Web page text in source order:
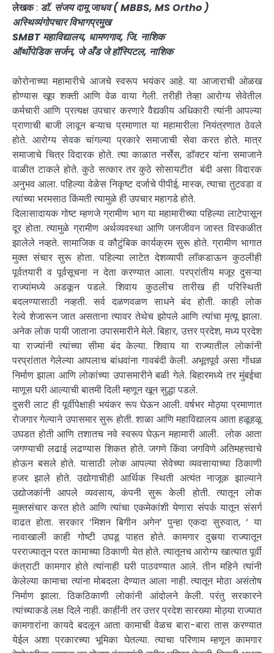
लेखक: डॉ. संजय दामू जाधव ( MBBS, MS Ortho )
अस्थिव्यंगोपचार विभागप्रमुख
SMBT महाविद्यालय, धामणगाव, जि. नाशिक
ऑर्थोपेडिक सर्जन, जे अँड जे हॉस्पिटल, नाशिक
कोरोनाच्या महामारीचे आजचे स्वरूप भयंकर आहे. या आजाराची ओळख
होण्यास खूप शक्ती आणि वेळ वाया गेली. तरीही तेव्हा आरोग्य सेवेतील
कर्मचारी आणि प्रत्यक्ष उपचार करणारे वैद्यकीय अधिकारी त्यांनी आपल्या
प्राणाची बाजी लावून बऱ्याच प्रमाणात या महामारीला नियंत्रणात ठेवले
होते. आरोग्य सेवक चांगल्या प्रकारे समाजाची सेवा करत होते. मात्र
समाजाचे चित्र विदारक होते. त्या काळात नर्सेस, डॉक्टर यांना समाजाने
वाळीत टाकले होते. कुठे सत्कार तर कुठे सोसायटीत बंदी असा विदारक
अनुभव आला. पहिल्या वेळेस निकृष्ट दर्जाचे पीपीई, मास्क, त्याचा तुटवडा व
त्यांच्या भरमसाठ किंमती त्यामुळे ही उपचार महागडे होते.
दिलासादायक गोष्ट म्हणजे ग्रामीण भाग या महामारीच्या पहिल्या लाटेपासून
दूर होता. त्यामुळे ग्रामीण अर्थव्यवस्था आणि जनजीवन जास्त विस्कळीत
झालेले नव्हते. सामाजिक व कौटुंबिक कार्यक्रम सुरू होते. ग्रामीण भागात
मुक्त संचार सुरू होता. पहिल्या लाटेत देशव्यापी लाॅकडाऊन कुठलीही
पूर्वतयारी व पूर्वसूचना न देता करण्यात आला. परप्रांतीय मजूर दुसऱ्या
राज्यांमध्ये अडकून पडले. शिवाय कुठलीच तारीख ही परिस्थिती
बदलण्यासाठी नव्हती. सर्व दळणवळण साधने बंद होती. काही लोक
रेल्वे शेजारून जात असताना त्यावर तेथेच झोपले आणि त्यांचा मृत्यू झाला.
अनेक लोक पायी जाताना उपासमारीने मेले. बिहार, उत्तर प्रदेश, मध्य प्रदेश
या राज्यांनी त्यांच्या सीमा बंद केल्या. शिवाय या राज्यातील लोकांनी
परप्रांतात गेलेल्या आपलाच बांधवांना गावबंदी केली. अभूतपूर्व असा गोंधळ
निर्माण झाला आणि लोकांच्या उपासमारीने बळी गेले. बिहारमध्ये तर मुंबईचा
माणूस घरी आल्याची बातमी दिली म्हणून खून सुद्धा पडले.
दुसरी लाट ही पूर्वीपेक्षाही भयंकर रूप घेऊन आली. वर्षभर मोठ्या प्रमाणात
रोजगार गेल्याने उपासमार सुरू होती. शाळा आणि महाविद्यालय आता हळूहळू
उघडत होती आणि तशातच नवे स्वरूप घेऊन महामारी आली. लोक आता
जगण्याची लढाई लढण्यास शिकत होते. जगणे किंवा जगविणे अतिमहत्त्वाचे
होऊन बसले होते. यासाठी लोक आपल्या सेवेच्या व्यवसायाच्या ठिकाणी
हजर झाले होते. उद्योगाचीही आर्थिक स्थिती अत्यंत नाजूक झाल्याने
उद्योजकांनी आपले व्यवसाय, कंपनी सुरू केली होती. त्यातून लोक
मुक्तसंचार करत होते आणि त्यांचा एकमेकांशी येणारा संपर्क यातून संसर्ग
वाढत होता. सरकार ‘मिशन बिगीन अगेन’ पुन्हा एकदा सुरुवात, ‘ या
नावाखाली काही गोष्टी उघडू पाहत होते. कामगार दुसर्‍या राज्यातून
परराज्यातून परत कामाच्या ठिकाणी येत होते. त्यातूनच आरोग्य खात्यात पूर्वी
कंत्राटी कामगार होते त्यांनाही घरी पाठवण्यात आले. तीन महिने त्यांनी
केलेल्या कामाचा त्यांना मोबदला देण्यात आला नाही. त्यातून मोठा असंतोष
निर्माण झाला. ठिकठिकाणी लोकांनी आंदोलने केली. परंतु सरकारने
त्यांच्याकडे लक्ष दिले नाही. काहींनी तर उत्तर प्रदेश सारख्या मोठ्या राज्यात
कामगारांना कायदे बदलून आता कामाची वेळच बारा-बारा तास करण्यात
येईल अशा प्रकारच्या भूमिका घेतल्या. त्याचा परिणाम म्हणून कामगार